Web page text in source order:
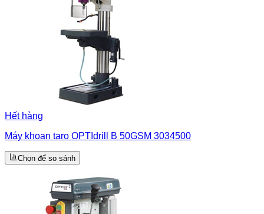
Hết hàng
Máy khoan taro OPTIdrill B 50GSM 3034500
Chọn để so sánh